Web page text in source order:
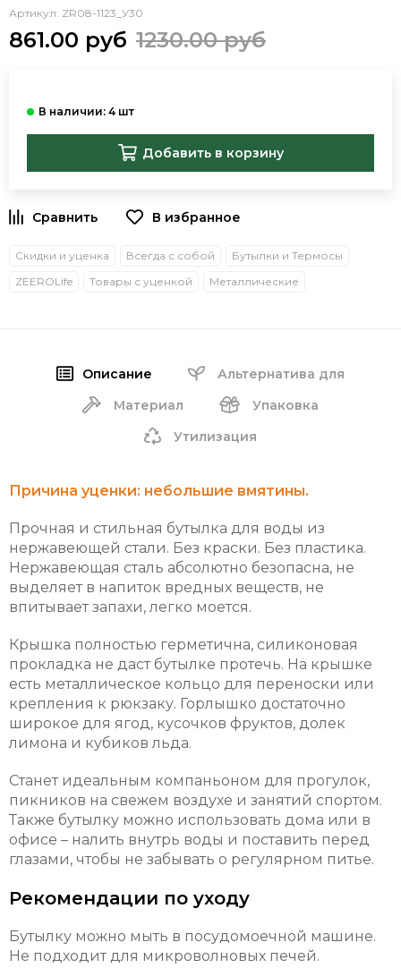
Артикул: ZR08-1123_У30
861.00 руб 1230.00 руб
Добавить в корзину
В избранное
Скидки и уценка Всегда с собой
Бутылки и Термосы
ZEEROLife
Товары с уценкой Металлические
Описание
Альтернатива для
Материал
Упаковка
Утилизация
Причина уценки: небольшие вмятины.
Прочная и стильная бутылка для воды из
нержавеющей стали. Без краски. Без пластика.
Нержавеющая сталь абсолютно безопасна, не
выделяет в напиток вредных веществ, не
впитывает запахи, легко моется.
Крышка полностью герметична, силиконовая
прокладка не даст бутылке протечь. На крышке
есть металлическое кольцо для переноски или
крепления к рюкзаку. Горлышко достаточно
широкое для ягод, кусочков фруктов, долек
лимона и кубиков льда.
Станет идеальным компаньоном для прогулок,
пикников на свежем воздухе и занятий спортом.
Также бутылку можно использовать дома или в
офисе – налить внутрь воды и поставить перед
глазами, чтобы не забывать о регулярном питье.
Рекомендации по уходу
Бутылку можно мыть в посудомоечной машине.
Не подходит для микроволновых печей.